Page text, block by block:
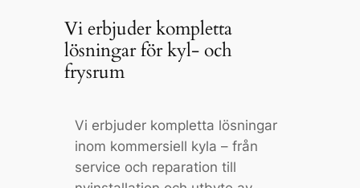
Vi erbjuder kompletta
lösningar för kyl- och
frysrum
Vi erbjuder kompletta lösningar
inom kommersiell kyla – från
service och reparation till